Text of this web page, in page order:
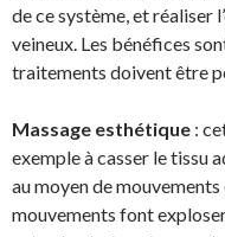
de ce système, et réaliser
veineux. Les bénéfices
traitements doivent être
Massage esthétique :
exemple à casser le tissu
au moyen de
mouvements font